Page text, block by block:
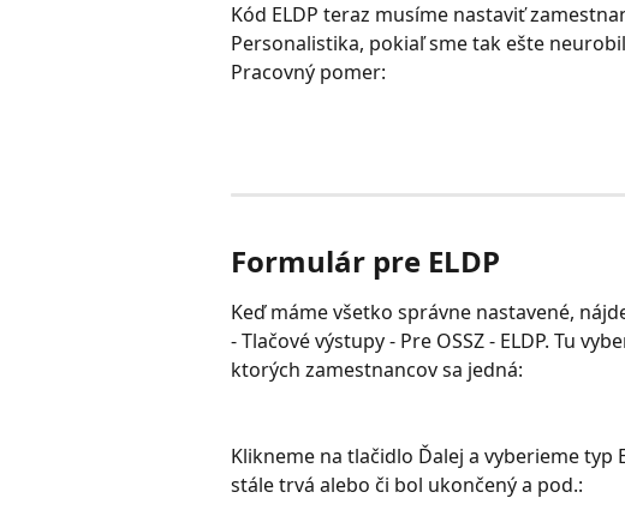
Kód ELDP teraz musíme nastaviť
Personalistika, pokiaľ sme tak ešte
Pracovný pomer:
Formulár pre ELDP
Keď máme všetko správne nastavené,
- Tlačové výstupy - Pre OSSZ - ELDP. Tu
ktorých zamestnancov sa jedná:
Klikneme na tlačidlo Ďalej a vyberieme typ
stále trvá alebo či bol ukončený a pod.: